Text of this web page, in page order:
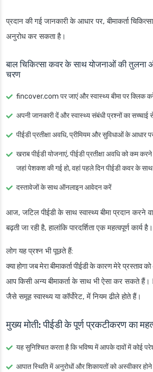
प्रदान की गई जानकारी के आधार पर, बीमाकर्ता चिकित्सा
अनुरोध कर सकता है।
बाल चिकित्सा कवर के साथ योजनाओं की
चरण
fincover.com पर जाएं और स्वास्थ्य बीमा पर क्लिक
अपनी जानकारी दें और स्वास्थ्य संबंधी प्रश्नों का सच्चाई
पीईडी प्रतीक्षा अवधि, प्रीमियम और सुविधाओं के आधार
खराब पीईडी योजनाएं, पीईडी प्रतीक्षा अवधि को कम
जहां पेशकश की गई हो, वहां पहले दिन पीईडी कवर के
दस्तावेजों के साथ ऑनलाइन आवेदन करें
आज, जटिल पीईडी के साथ स्वास्थ्य बीमा प्रदान करने
बढ़ती जा रही है, हालांकि पारदर्शिता एक महत्वपूर्ण कार्य है।
लोग यह प्रश्न भी पूछते हैं:
क्या होगा जब मेरा बीमाकर्ता पीईडी के कारण मेरे प्रस्ताव
आप किसी अन्य बीमाकर्ता के साथ भी ऐसा कर सकते हैं।
जैसे समूह स्वास्थ्य या कॉर्पोरेट, में नियम ढीले होते हैं।
मुख्य मोती: पीईडी के पूर्ण प्रकटीकरण का
यह सुनिश्चित करता है कि भविष्य में आपके दावों में कोई
आपात स्थिति में अनुरोधों और शिकायतों को अस्वीकार